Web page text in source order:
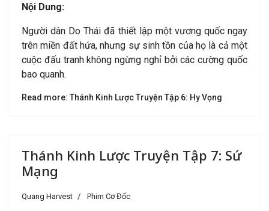
Nội Dung:
Người dân Do Thái đã thiết lập một vương quốc ngay
trên miền đất hứa, nhưng sự sinh tồn của họ là cả một
cuộc đấu tranh không ngừng nghỉ bởi các cường quốc
bao quanh.
Read more: Thánh Kinh Lược Truyện Tập 6: Hy Vọng
Thánh Kinh Lược Truyện Tập 7: Sứ
Mạng
Quang Harvest Phim Cơ Đốc